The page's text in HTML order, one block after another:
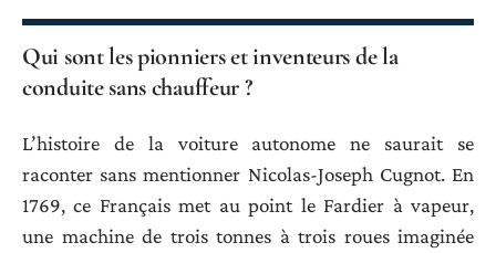
Qui sont les pionniers et inventeurs de la
conduite sans chauffeur ?
L’histoire de la voiture autonome ne saurait se
raconter sans mentionner Nicolas-Joseph Cugnot. En
1769, ce Français met au point le Fardier à vapeur,
une machine de trois tonnes à trois roues imaginée